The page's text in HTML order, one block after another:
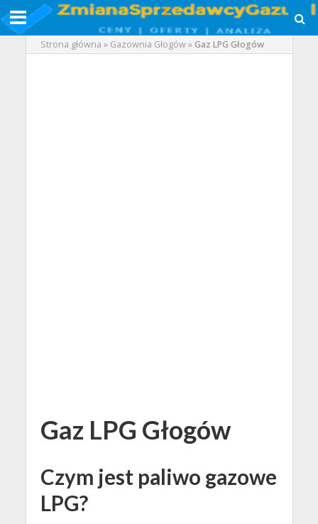
Strona główna » Gazownia Głogów»Gaz LPG Głogów
Gaz LPG Głogów
Czym jest paliwo gazowe
LPG?